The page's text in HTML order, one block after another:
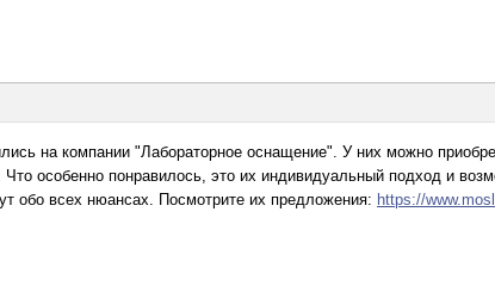
на компании "Лабораторное оснащение". У них можно
особенно понравилось, это их индивидуальный подход и
обо всех нюансах. Посмотрите их предложения: https://